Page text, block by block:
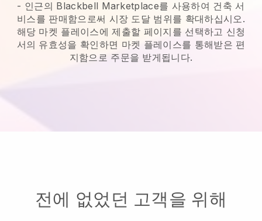
- 인근의 Blackbell Marketplace를 사용하여 건축 서
비스를 판매함으로써 시장 도달 범위를 확대하십시오.
해당 마켓 플레이스에 제출할 페이지를 선택하고 신청
서의 유효성을 확인하면 마켓 플레이스를 통해받은 편
지함으로 주문을 받게됩니다.
전에 없었던 고객을 위해